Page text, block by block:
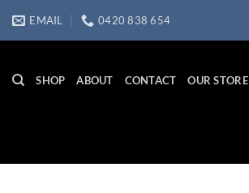
EMAIL 0420 838 654
SHOP ABOUT CONTACT OUR STORE